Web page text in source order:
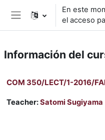
Salta al contenido principal
Panel lateral
En este
el acceso
Información del
COM 350/LECT/1-2016/
Teacher:Satomi Sugiyama